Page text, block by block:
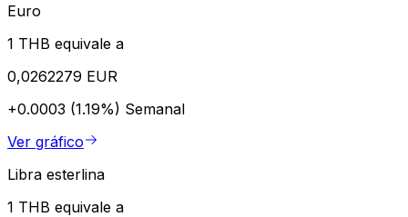
Euro
1 THB equivale a
0,0262279 EUR
+0.0003 (1.19%) Semanal
Ver gráfico
Libra esterlina
1 THB equivale a